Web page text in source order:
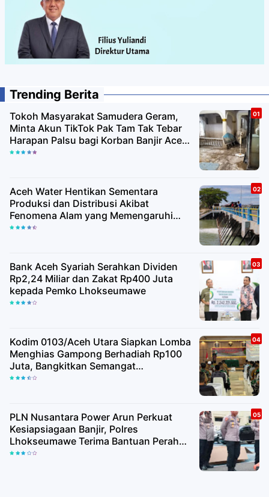
Trending Berita
Tokoh Masyarakat Samudera Geram,
Minta Akun TikTok Pak Tam Tak Tebar
Harapan Palsu bagi Korban Banjir Aceh
Utara
Aceh Water Hentikan Sementara
Produksi dan Distribusi Akibat
Fenomena Alam yang Memengaruhi
Kualitas Air Baku
Bank Aceh Syariah Serahkan Dividen
Rp2,24 Miliar dan Zakat Rp400 Juta
kepada Pemko Lhokseumawe
Kodim 0103/Aceh Utara Siapkan Lomba
Menghias Gampong Berhadiah Rp100
Juta, Bangkitkan Semangat
Kemerdekaan hingga Pelosok Desa
PLN Nusantara Power Arun Perkuat
Kesiapsiagaan Banjir, Polres
Lhokseumawe Terima Bantuan Perahu
Karet